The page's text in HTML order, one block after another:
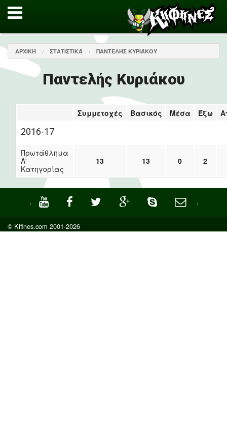
ΑΡΧΙΚΉ ΣΤΑΤΙΣΤΙΚΆ ΠΑΝΤΕΛΉΣ ΚΥΡΙΆΚΟΥ
Παντελής Κυριάκου
Συμμετοχές Βασικός Μέσα Έξω
2016-17
Πρωτάθλημα
Α'
Κατηγορίας
13 13 0 2
· ·
© Kifines.com 2001-2026